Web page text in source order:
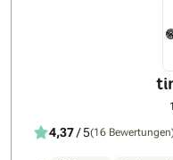
4,37/ 5(16